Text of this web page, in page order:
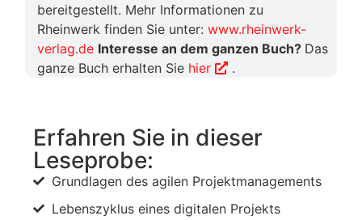
bereitgestellt. Mehr Informationen zu
Rheinwerk finden Sie unter:www.rheinwerk-
verlag.de Interesse an dem ganzen Buch? Das
ganze Buch erhalten Sie hier .
Erfahren Sie in dieser
Leseprobe:
Grundlagen des agilen Projektmanagements
Lebenszyklus eines digitalen Projekts